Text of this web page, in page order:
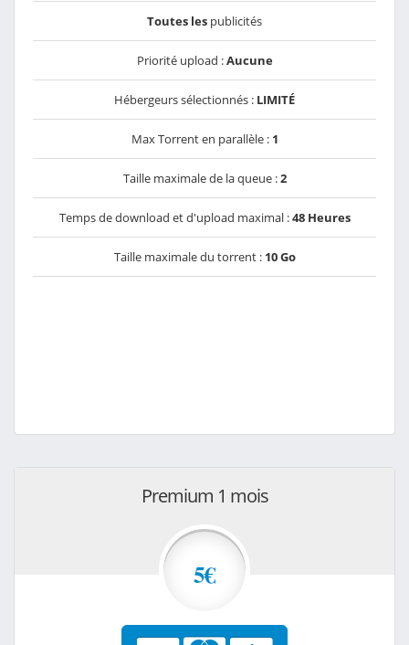
Toutes les publicités
Priorité upload :Aucune
Hébergeurs sélectionnés : LIMITÉ
Max Torrent en parallèle : 1
Taille maximale de la queue :2
Temps de download et d'upload maximal :48 Heures
Taille maximale du torrent : 10 Go
Premium 1 mois
5€